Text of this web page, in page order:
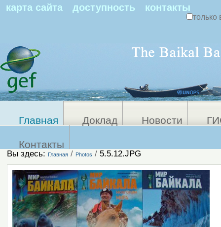
карта сайта доступность контакты
только
Главная Доклад Новости
Контакты
Вы здесь: Главная / Photos / 5.5.12.JPG